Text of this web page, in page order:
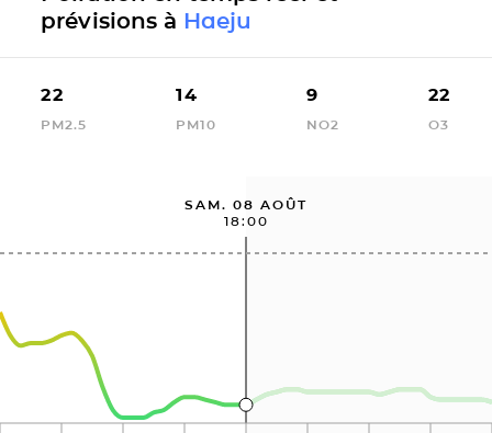
prévisions à Haeju
22
PM2.5
14
PM10
9
NO2
22
O3
SAM. 08 AOÛT
18:00